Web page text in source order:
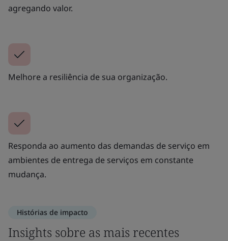
agregando valor.
Melhore a resiliência de sua organização.
Responda ao aumento das demandas de serviço em
ambientes de entrega de serviços em constante
mudança.
Histórias de impacto
Insights sobre as mais recentes